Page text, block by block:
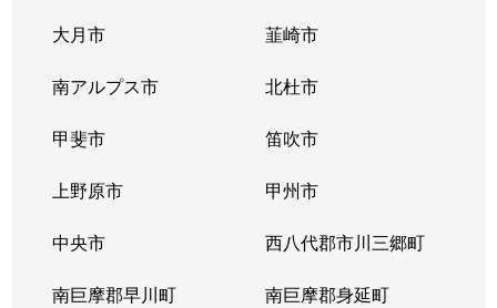
大月市 韮崎市
南アルプス市 北杜市
甲斐市 笛吹市
上野原市 甲州市
中央市 西八代郡市川三郷町
南巨摩郡早川町 南巨摩郡身延町